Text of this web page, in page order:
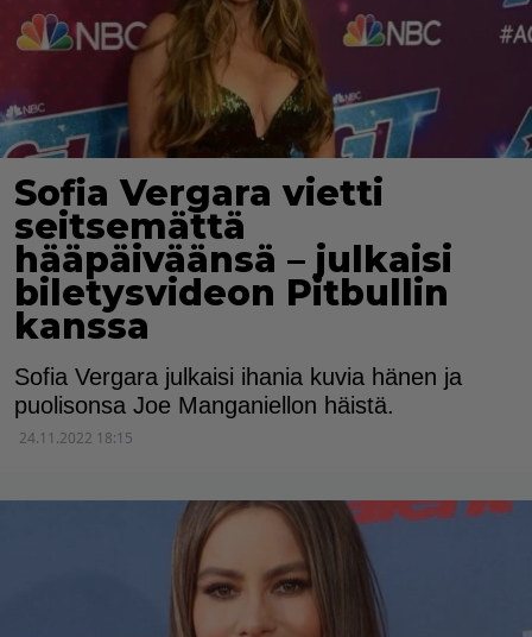
Sofia Vergara vietti
seitsemättä
hääpäiväänsä – julkaisi
biletysvideon Pitbullin
kanssa
Sofia Vergara julkaisi ihania kuvia hänen ja
puolisonsa Joe Manganiellon häistä.
24.11.2022 18:15